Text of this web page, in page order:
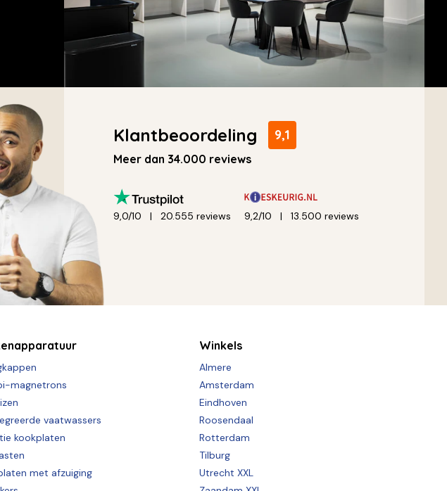
Klantbeoordeling 9,1
Meer dan 34.000 reviews
9,0/10 20.555 reviews 9,2/10 13.500 reviews
magnetrons
vaatwassers
kookplaten
met afzuiging
Winkels
Almere
Amsterdam
Eindhoven
Roosendaal
Rotterdam
Tilburg
Utrecht XXL